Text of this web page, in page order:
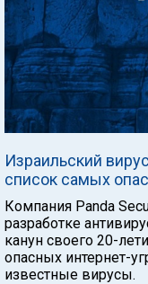
Израильский
список самых
Компания Panda
разработке
канун своего 20-
опасных интернет-
известные вирусы.